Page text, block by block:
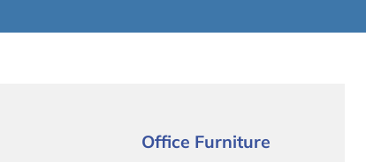
Office Furniture